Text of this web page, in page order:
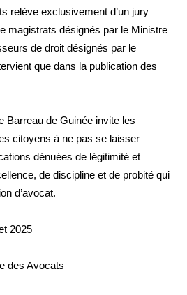
relève exclusivement d’un jury
magistrats désignés par le Ministre
de droit désignés par le
que dans la publication des
Barreau de Guinée invite les
citoyens à ne pas se laisser
dénuées de légitimité et
de discipline et de probité qui
d’avocat.
2025
des Avocats